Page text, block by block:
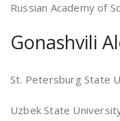
Russian Academy of
Gonashvili
St. Petersburg State
Uzbek State